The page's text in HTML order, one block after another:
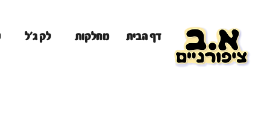
לק ג'ל מחלקות דף הבית